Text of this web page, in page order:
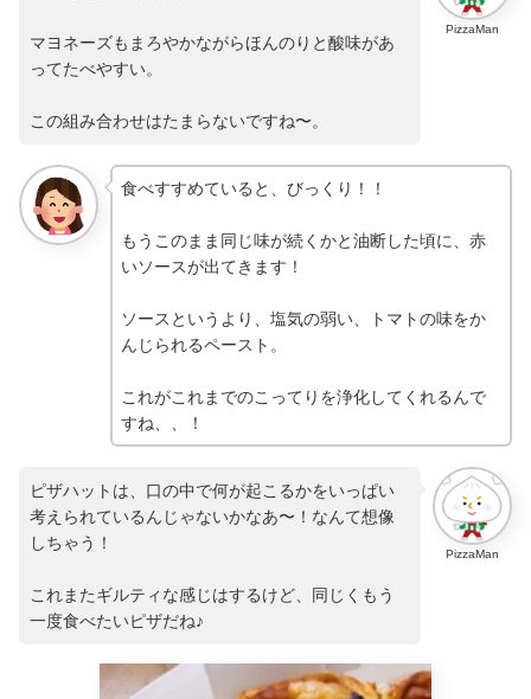
PizzaMan
マヨネーズもまろやかながらほんのりと酸味があ
ってたべやすい。
この組み合わせはたまらないですね〜。
食べすすめていると、びっくり！！
もうこのまま同じ味が続くかと油断した頃に、赤
いソースが出てきます！
ソースというより、塩気の弱い、トマトの味をか
んじられるペースト。
これがこれまでのこってりを浄化してくれるんで
すね、、！
PizzaMan
ピザハットは、口の中で何が起こるかをいっぱい
考えられているんじゃないかなあ〜！なんて想像
しちゃう！
これまたギルティな感じはするけど、同じくもう
一度食べたいピザだね♪